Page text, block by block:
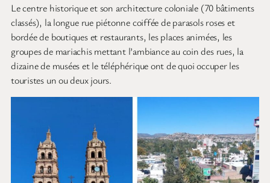
Le centre historique et son architecture coloniale (70 bâtiments
classés), la longue rue piétonne coiffée de parasols roses et
bordée de boutiques et restaurants, les places animées, les
groupes de mariachis mettant l’ambiance au coin des rues, la
dizaine de musées et le téléphérique ont de quoi occuper les
touristes un ou deux jours.